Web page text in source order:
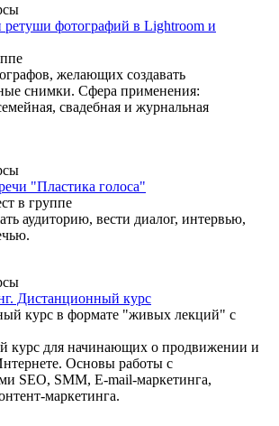
ретуши фотографий в Lightroom и
желающих создавать
снимки. Сфера применения:
свадебная и журнальная
"Пластика голоса"
в группе
аудиторию, вести диалог, интервью,
Дистанционный курс
курс в формате "живых лекций" с
курс для начинающих о продвижении и
Основы работы с
SEO, SMM, E-mail-маркетинга,
маркетинга.